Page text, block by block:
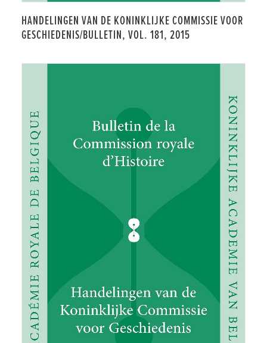
HANDELINGEN VAN DE KONINKLIJKE COMMISSIE VOOR
GESCHIEDENIS/BULLETIN, VOL. 181, 2015